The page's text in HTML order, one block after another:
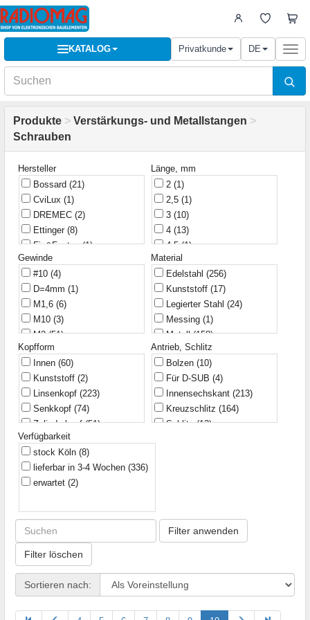
KATALOG Privatkunde DE
Produkte > Verstärkungs- und Metallstangen >
Schrauben
Hersteller
Bossard (21)
CviLux (1)
DREMEC (2)
Ettinger (8)
Fix&Fasten(1)
Hammond
Harting
KLS(5)
KangYang
Metalvis
Philips(12)
Schroff(5)
Schukat(2)
Wago(1)
Länge, mm
2 (1)
2,5 (1)
3 (10)
4 (13)
4,5(1)
5(27)
5,5(1)
6(38)
6,5(1)
7(1)
8(38)
9,5(1)
9,52(1)
10 (45)
11,8 (1)
12(42)
16(26)
18(15)
25
30(22)
35(11)
Gewinde
#10 (4)
D=4mm (1)
M1,6 (6)
M10 (3)
M2(51)
M2,5
M3(130)
M3,5(8)
M4(93)
M5(70)
M6(48)
M8(10)
UNC4-40(1)
2,2x9,5 (1)
Material
Edelstahl (256)
Kunststoff (17)
Legierter Stahl (24)
Messing (1)
Metall(158)
Kopfform
Innen (60)
Kunststoff (2)
Linsenkopf (223)
Senkkopf (74)
Zylinderkopf(51)
Antrieb, Schlitz
Bolzen (10)
Für D-SUB (4)
Innensechskant (213)
Kreuzschlitz (164)
Schlitz(12)
Verfügbarkeit
stock Köln (8)
lieferbar in 3-4 Wochen (336)
erwartet (2)
Filter anwenden
Filter löschen
Sortieren nach: